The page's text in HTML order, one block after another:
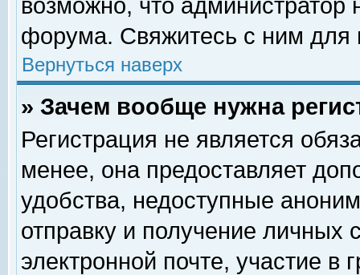
возможно, что
форума. Свяжитесь с ним для
Вернуться наверх
» Зачем вообще нужна
Регистрация не является
менее, она предоставляет
удобства, недоступные
отправку и получение личных
электронной почте, участие в